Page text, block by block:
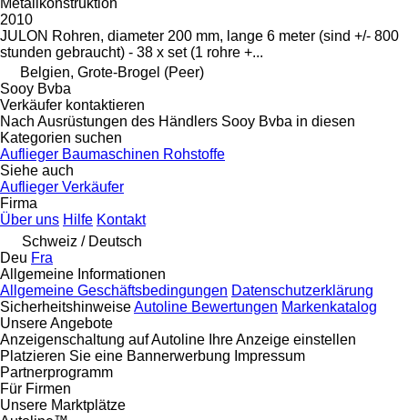
2010
JULON Rohren, diameter 200 mm, lange 6 meter (sind +/- 800
stunden gebraucht) - 38 x set (1 rohre +...
Belgien, Grote-Brogel (Peer)
Sooy Bvba
Verkäufer kontaktieren
Nach Ausrüstungen des Händlers Sooy Bvba in diesen
Kategorien suchen
Auflieger Baumaschinen Rohstoffe
Siehe auch
Auflieger Verkäufer
Firma
Über uns Hilfe Kontakt
Schweiz / Deutsch
Deu Fra
Allgemeine Informationen
Allgemeine Geschäftsbedingungen Datenschutzerklärung
SicherheitshinweiseAutoline Bewertungen Markenkatalog
Unsere Angebote
Anzeigenschaltung auf Autoline Ihre Anzeige einstellen
Platzieren Sie eine Bannerwerbung Impressum
Partnerprogramm
Für Firmen
Unsere Marktplätze